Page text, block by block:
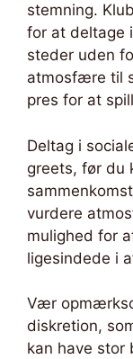
stemning.
for at deltage
steder uden
atmosfære til
pres for at
Deltag i
greets, før du
vurdere
mulighed for
ligesindede i
Vær
diskretion,
kan have stor